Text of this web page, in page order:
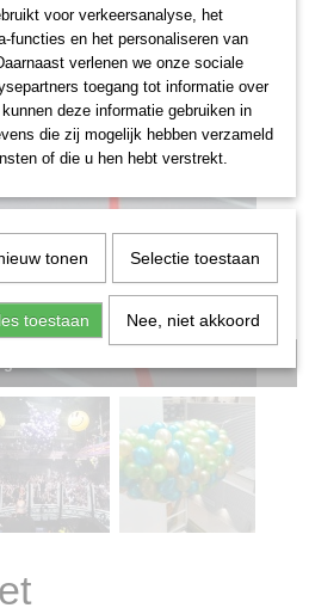
voor verkeersanalyse, het
functies en het personaliseren van
verlenen we onze sociale
toegang tot informatie over
deze informatie gebruiken in
die zij mogelijk hebben verzameld
of die u hen hebt verstrekt.
tonen Selectie toestaan
toestaan Nee, niet akkoord